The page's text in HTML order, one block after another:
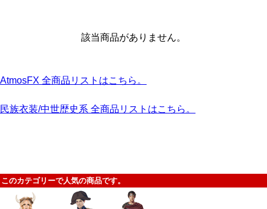
該当商品がありません。
AtmosFX 全商品リストはこちら。
民族衣装/中世歴史系 全商品リストはこちら。
このカテゴリーで人気の商品です。